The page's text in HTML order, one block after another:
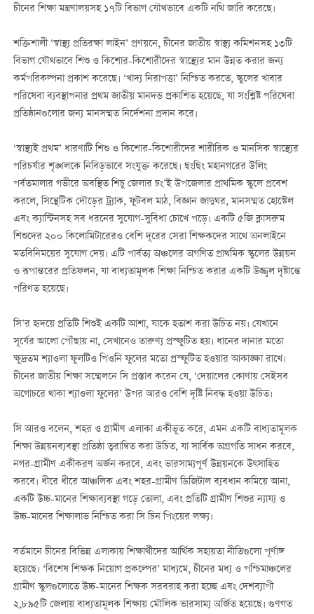
চীনের শিক্ষা মন্ত্রণালয়সহ ১৭টি বিভাগ যৌথভাবে একটি নথি জারি করেছে।
শক্তিশালী ‘স্বাস্থ্য প্রতিরক্ষা লাইন’ প্রণয়নে, চীনের জাতীয় স্বাস্থ্য কমিশনসহ ১৩টি
বিভাগ যৌথভাবে শিশু ও কিশোর-কিশোরীদের স্বাস্থ্যের মান উন্নত করার জন্য
কর্মপরিকল্পনা প্রকাশ করেছে। ‘খাদ্য নিরাপত্তা’ নিশ্চিত করতে, স্কুলের খাবার
পরিষেবা ব্যবস্থাপনার প্রথম জাতীয় মানদন্ড প্রকাশিত হয়েছে, যা সংশ্লিষ্ট পরিষেবা
প্রতিষ্ঠানগুলোর জন্য মানসম্মত নির্দেশনা প্রদান করে।
‘স্বাস্থ্যই প্রথম’ ধারণাটি শিশু ও কিশোর-কিশোরীদের শারীরিক ও মানসিক স্বাস্থ্যের
পরিচর্যার শৃঙ্খলকে নিবিড়ভাবে সংযুক্ত করেছে। ছংছিং মহানগরের উলিং
পর্বতমালার গভীরে অবস্থিত শিচু জেলার চং’ই উপজেলার প্রাথমিক স্কুলে প্রবেশ
করলে, সিন্থেটিক দৌড়ের ট্র্যাক, ফুটবল মাঠ, বিজ্ঞান জাদুঘর, মানসম্মত হোস্টেল
এবং ক্যান্টিনসহ সব ধরনের সুযোগ-সুবিধা চোখে পড়ে। একটি ৫জি ক্লাসরুম
শিশুদের ২০০ কিলোমিটারেরও বেশি দূরের সেরা শিক্ষকদের সাথে অনলাইনে
মতবিনিময়ের সুযোগ দেয়। এটি পার্বত্য অঞ্চলের অগণিত প্রাথমিক স্কুলের উন্নয়ন
ও রূপান্তরের প্রতিফলন, যা বাধ্যতামূলক শিক্ষা নিশ্চিত করার একটি উজ্জ্বল দৃষ্টান্তে
পরিণত হয়েছে।
সি’র হৃদয়ে প্রতিটি শিশুই একটি আশা, যাকে হতাশ করা উচিত নয়। যেখানে
সূর্যের আলো পৌঁছায় না, সেখানেও তারুণ্য প্রস্ফুটিত হয়। ধানের দানার মতো
ক্ষুদ্রতম শ্যাওলা ফুলটিও পিওনি ফুলের মতো প্রস্ফুটিত হওয়ার আকাঙ্ক্ষা রাখে।
চীনের জাতীয় শিক্ষা সম্মেলনে সি প্রস্তাব করেন যে, ‘দেয়ালের কোণায় সেইসব
অগোচরে থাকা শ্যাওলা ফুলের’ উপর আরও বেশি দৃষ্টি নিবদ্ধ হওয়া উচিত।
সি আরও বলেন, শহর ও গ্রামীণ এলাকা একীভূত করে, এমন একটি বাধ্যতামূলক
শিক্ষা উন্নয়নব্যবস্থা প্রতিষ্ঠা ত্বরান্বিত করা উচিত, যা সার্বিক অগ্রগতি সাধন করবে,
নগর-গ্রামীণ একীকরণ অর্জন করবে, এবং ভারসাম্যপূর্ণ উন্নয়নকে উত্সাহিত
করবে। ধীরে ধীরে আঞ্চলিক এবং শহর-গ্রামীণ ডিজিটাল ব্যবধান কমিয়ে আনা,
একটি উচ্চ-মানের শিক্ষাব্যবস্থা গড়ে তোলা, এবং প্রতিটি গ্রামীণ শিশুর ন্যায্য ও
উচ্চ-মানের শিক্ষালাভ নিশ্চিত করা সি চিন পিংয়ের লক্ষ্য।
বর্তমানে চীনের বিভিন্ন এলাকায় শিক্ষার্থীদের আর্থিক সহায়তা নীতিগুলো পূর্ণাঙ্গ
হয়েছে। ‘বিশেষ শিক্ষক নিয়োগ প্রকল্পের’ মাধ্যমে, চীনের মধ্য ও পশ্চিমাঞ্চলের
গ্রামীণ স্কুলগুলোতে উচ্চ-মানের শিক্ষক সরবরাহ করা হচ্ছে এবং দেশব্যাপী
২,৮৯৫টি জেলায় বাধ্যতামূলক শিক্ষায় মৌলিক ভারসাম্য অর্জিত হয়েছে। গুণগত